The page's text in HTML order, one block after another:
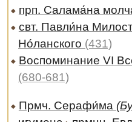
прп. Салама́на
свт. Павли́на
Но́ланского (431)
Воспоминание VI
(680-681)
Прмч. Серафи́ма